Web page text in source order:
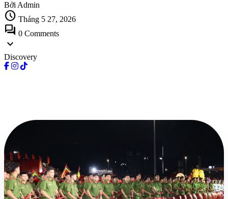
Bởi Admin
schedule Tháng 5 27, 2026
forum 0 Comments
expand_more
Discovery